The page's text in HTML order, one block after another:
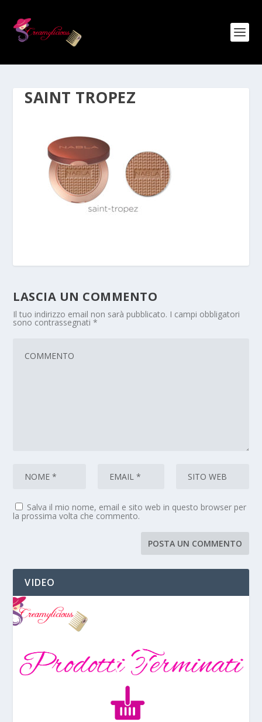
SAINT TROPEZ
LASCIA UN COMMENTO
Il tuo indirizzo email non sarà pubblicato. I campi obbligatori
sono contrassegnati*
Salva il mio nome, email e sito web in questo browser per
la prossima volta che commento.
VIDEO